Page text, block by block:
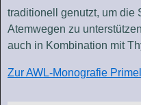
traditionell genutzt, um die
Atemwegen zu
auch in Kombination mit
Zur AWL-Monografie